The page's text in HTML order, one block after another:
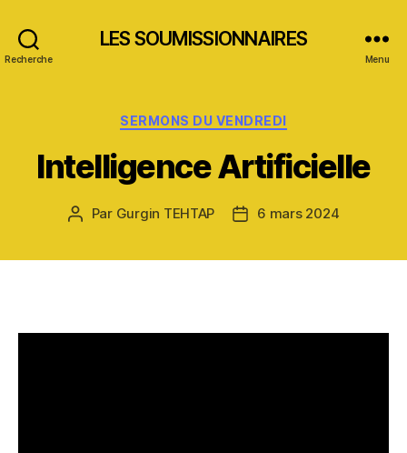
Recherche
LES SOUMISSIONNAIRES
Menu
Catégories
SERMONS DU VENDREDI
Intelligence Artificielle
Auteur
Par Gurgin TEHTAP
Date6 mars 2024